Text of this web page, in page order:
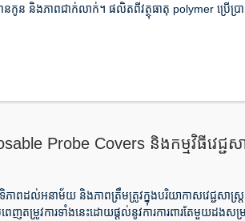
ានកូន និងភាពជាក់លាក់។ ផលិតពីវត្ថុធាតុ polymer ប្រើប្
Probe Covers និងកម្មវិធីវេជ្ជស
ាពដល់អនាម័យ និងភាពត្រឹមត្រូវក្នុងបរិយាកាសវេជ្ជសាស្ត្
តម្រូវការទាំងនេះដោយផ្តល់នូវការការពារតែមួយដងសម្រ